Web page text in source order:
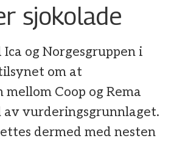
sjokolade
og Norgesgruppen i
om at
Coop og Rema
av vurderingsgrunnlaget.
dermed med nesten